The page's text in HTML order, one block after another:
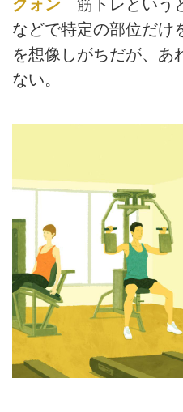
クォン 筋トレという
などで特定の部位だけ
を想像しがちだが、あ
ない。